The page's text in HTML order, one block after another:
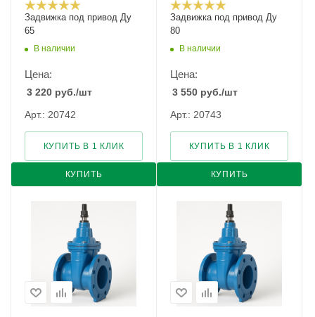
Задвижка под привод Ду
65
В наличии
Цена:
3 220 руб./шт
Арт.: 20742
КУПИТЬ
КУПИТЬ В 1 КЛИК
Задвижка под привод Ду
80
В наличии
Цена:
3 550 руб./шт
Арт.: 20743
КУПИТЬ
КУПИТЬ В 1 КЛИК